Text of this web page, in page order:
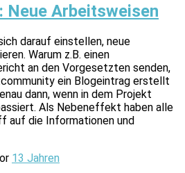
Neue Arbeitsweisen
darauf einstellen, neue
Warum z.B. einen
an den Vorgesetzten senden,
ein Blogeintrag erstellt
dann, wenn in dem Projekt
Als Nebeneffekt haben alle
auf die Informationen und
13 Jahren